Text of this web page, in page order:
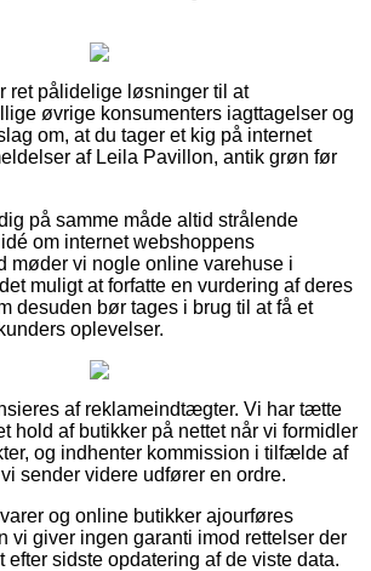
ret pålidelige løsninger til at
øvrige konsumenters iagttagelser og
om, at du tager et kig på internet
af Leila Pavillon, antik grøn før
på samme måde altid strålende
om internet webshoppens
møder vi nogle online varehuse i
muligt at forfatte en vurdering af deres
desuden bør tages i brug til at få et
oplevelser.
af reklameindtægter. Vi har tætte
hold af butikker på nettet når vi formidler
og indhenter kommission i tilfælde af
sender videre udfører en ordre.
og online butikker ajourføres
vi giver ingen garanti imod rettelser der
sidste opdatering af de viste data.